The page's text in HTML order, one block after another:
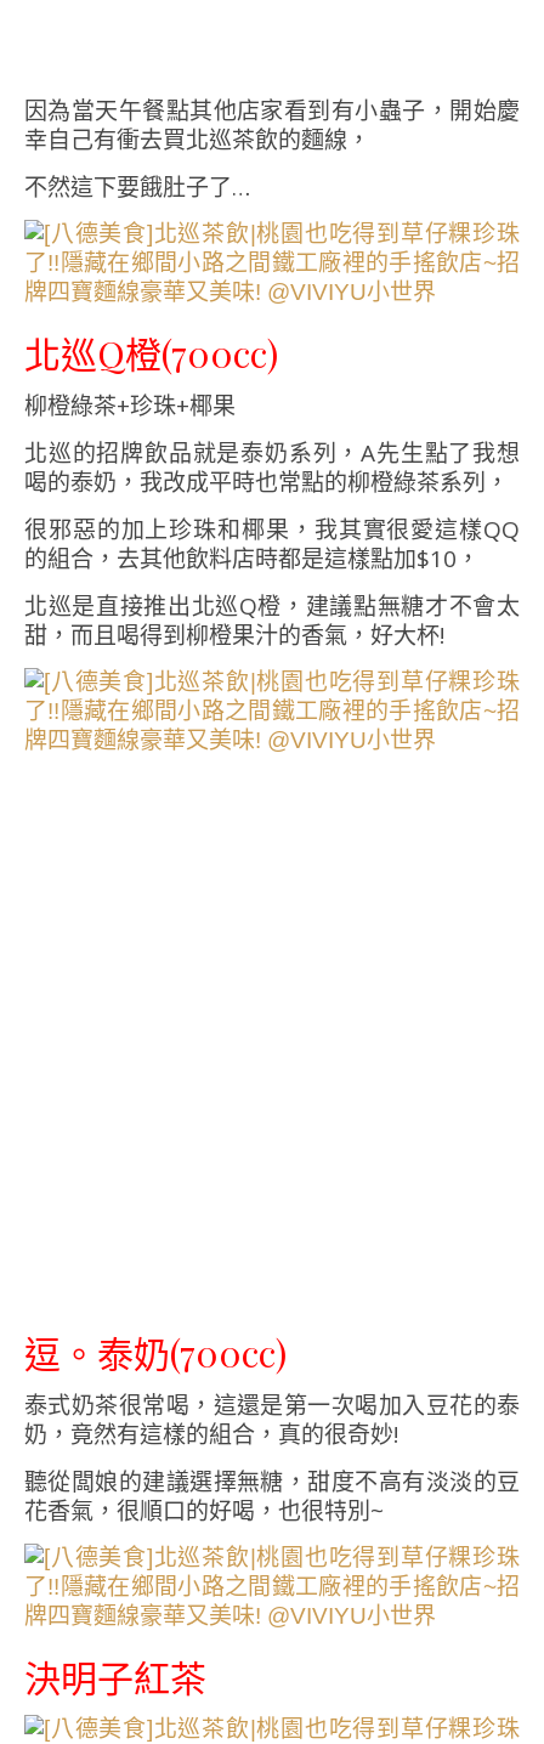
因為當天午餐點其他店家看到有小蟲子，開始慶
幸自己有衝去買北巡茶飲的麵線，
不然這下要餓肚子了…
北巡Q橙(700cc)
柳橙綠茶+珍珠+椰果
北巡的招牌飲品就是泰奶系列，A先生點了我想
喝的泰奶，我改成平時也常點的柳橙綠茶系列，
很邪惡的加上珍珠和椰果，我其實很愛這樣QQ
的組合，去其他飲料店時都是這樣點加$10，
北巡是直接推出北巡Q橙，建議點無糖才不會太
甜，而且喝得到柳橙果汁的香氣，好大杯!
逗。泰奶(700cc)
泰式奶茶很常喝，這還是第一次喝加入豆花的泰
奶，竟然有這樣的組合，真的很奇妙!
聽從闆娘的建議選擇無糖，甜度不高有淡淡的豆
花香氣，很順口的好喝，也很特別~
決明子紅茶